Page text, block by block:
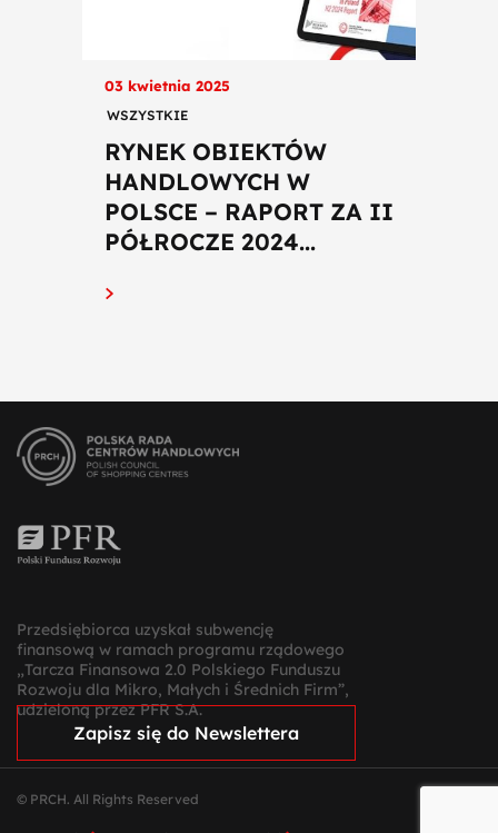
03 kwietnia 2025
WSZYSTKIE
RYNEK OBIEKTÓW
HANDLOWYCH W
POLSCE – RAPORT ZA II
PÓŁROCZE 2024...
Przedsiębiorca uzyskał subwencję
finansową w ramach programu rządowego
„Tarcza Finansowa 2.0 Polskiego Funduszu
Rozwoju dla Mikro, Małych i Średnich Firm”,
udzieloną przez PFR S.A.
Zapisz się do Newslettera
© PRCH. All Rights Reserved